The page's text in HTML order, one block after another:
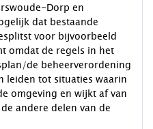
Dorp en
dat bestaande
voor bijvoorbeeld
omdat de regels in het
de beheerverordening
leiden tot situaties waarin
omgeving en wijkt af van
andere delen van de